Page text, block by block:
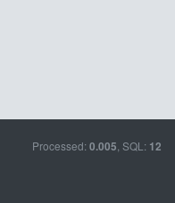
Processed: 0.005 , SQL: 12